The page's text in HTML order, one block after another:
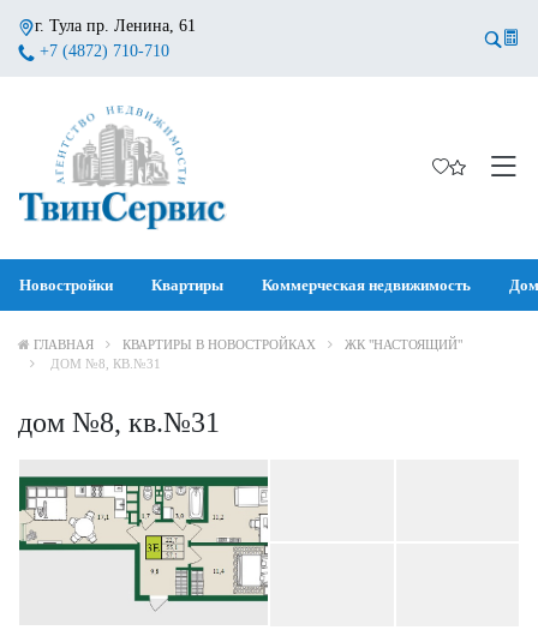
г. Тула пр. Ленина, 61
+7 (4872) 710-710
Новостройки Квартиры Коммерческая недвижимость
ГЛАВНАЯ КВАРТИРЫ В НОВОСТРОЙКАХ
ЖК "НАСТОЯЩИЙ"
ДОМ №8, КВ.№31
дом №8, кв.№31